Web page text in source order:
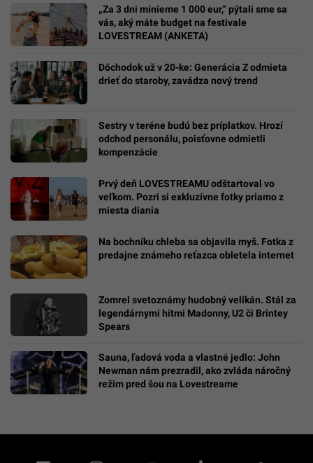
„Za 3 dni minieme 1 000 eur,“ pýtali sme sa
vás, aký máte budget na festivale
LOVESTREAM (ANKETA)
Dôchodok už v 20-ke: Generácia Z odmieta
drieť do staroby, zavádza nový trend
Sestry v teréne budú bez príplatkov. Hrozí
odchod personálu, poisťovne odmietli
kompenzácie
Prvý deň LOVESTREAMU odštartoval vo
veľkom. Pozri si exkluzívne fotky priamo z
miesta diania
Na bochníku chleba sa objavila myš. Fotka z
predajne známeho reťazca obletela internet
Zomrel svetoznámy hudobný velikán. Stál za
legendárnymi hitmi Madonny, U2 či Brintey
Spears
Sauna, ľadová voda a vlastné jedlo: John
Newman nám prezradil, ako zvláda náročný
režim pred šou na Lovestreame